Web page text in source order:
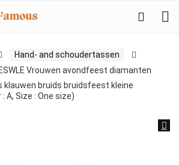
Hand- and schoudertassen
Vrouwen avondfeest diamanten
klauwen bruids bruidsfeest kleine
A, Size : One size)